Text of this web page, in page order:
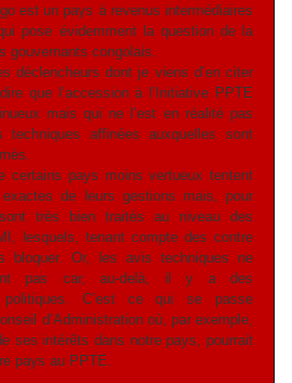
est un pays à revenus intermédiaires
pose évidemment la question de la
gouvernants congolais.
déclencheurs dont je viens d’en citer
que l’accession à l’Initiative PPTE
mais qui ne l’est en réalité pas
techniques affinées auxquelles sont
certains pays moins vertueux tentent
de leurs gestions mais, pour
sont très bien traités au niveau des
lesquels, tenant compte des contre
bloquer. Or, les avis techniques ne
pas car, au-delà, il y a des
politiques. C’est ce qui se passe
d’Administration où, par exemple,
ses intérêts dans notre pays, pourrait
pays au PPTE.